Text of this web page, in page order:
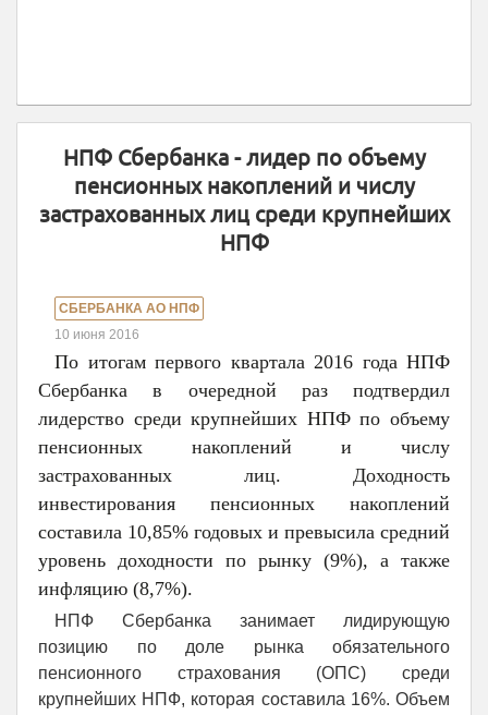
НПФ Сбербанка - лидер по объему
пенсионных накоплений и числу
застрахованных лиц среди крупнейших
НПФ
СБЕРБАНКА АО НПФ
10 июня 2016
По итогам первого квартала 2016 года НПФ
Сбербанка в очередной раз подтвердил
лидерство среди крупнейших НПФ по объему
пенсионных накоплений и числу
застрахованных лиц. Доходность
инвестирования пенсионных накоплений
составила 10,85% годовых и превысила средний
уровень доходности по рынку (9%), а также
инфляцию (8,7%).
НПФ Сбербанка занимает лидирующую
позицию по доле рынка обязательного
пенсионного страхования (ОПС) среди
крупнейших НПФ, которая составила 16%. Объем